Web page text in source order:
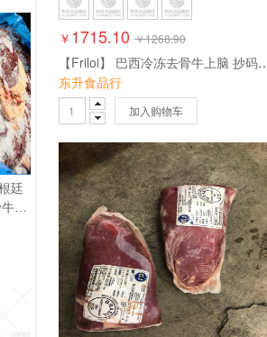
廷
前
￥ 1715.10 ￥1268.90
【Friloi】 巴西冷冻去
东升食品行
加入购物车